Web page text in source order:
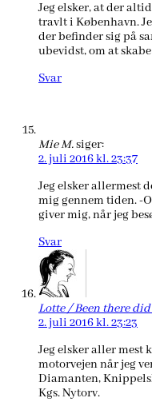
Jeg elsker, at der
travlt i København.
der befinder sig på
ubevidst, om at
Svar
Mie M.siger:
2. juli 2016 kl. 23:37
Jeg elsker allermest
mig gennem tiden. -
giver mig, når jeg
Svar
Lotte / Been there
2. juli 2016 kl. 23:23
Jeg elsker aller mest
motorvejen når jeg
Diamanten,
Kgs. Nytorv.